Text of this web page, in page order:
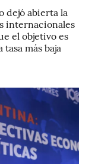
dejó abierta la
internacionales
el objetivo es
más baja